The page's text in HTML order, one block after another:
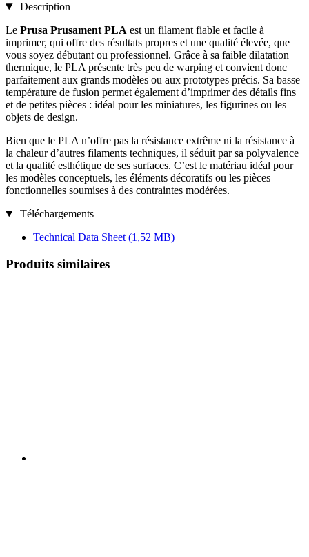
Description
Le Prusa Prusament PLA est un filament fiable et facile à
imprimer, qui offre des résultats propres et une qualité élevée, que
vous soyez débutant ou professionnel. Grâce à sa faible dilatation
thermique, le PLA présente très peu de warping et convient donc
parfaitement aux grands modèles ou aux prototypes précis. Sa basse
température de fusion permet également d’imprimer des détails fins
et de petites pièces : idéal pour les miniatures, les figurines ou les
objets de design.
Bien que le PLA n’offre pas la résistance extrême ni la résistance à
la chaleur d’autres filaments techniques, il séduit par sa polyvalence
et la qualité esthétique de ses surfaces. C’est le matériau idéal pour
les modèles conceptuels, les éléments décoratifs ou les pièces
fonctionnelles soumises à des contraintes modérées.
Téléchargements
Technical Data Sheet (1,52 MB)
Produits similaires